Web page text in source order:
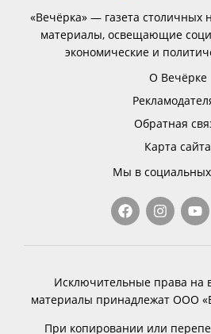
«Вечёрка» — газета столичных
материалы, освещающие
экономические и
О Вечёрке
Обратная
Карта сайта
Мы в социальных
Исключительные права на
материалы принадлежат ООО
При копировании или